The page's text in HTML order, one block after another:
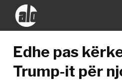
Edhe pas
Trump-it për